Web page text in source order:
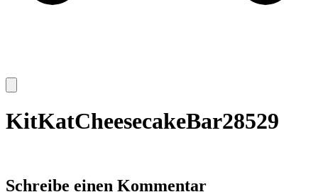
KitKatCheesecakeBar28529
Schreibe einen Kommentar